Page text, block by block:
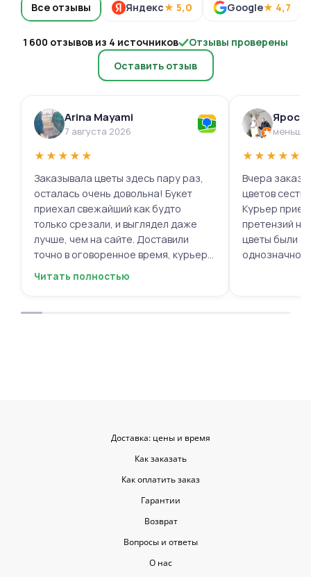
Все отзывы Яндекс★ 5,0 Google★ 4,7
1 600 отзывов из 4 источников
Отзывы проверены
Оставить отзыв
Arina Mayami
7 августа 2026
★★★★★
Заказывала цветы здесь пару раз,
осталась очень довольна! Букет
приехал свежайший как будто
только срезали, и выглядел даже
лучше, чем на сайте. Доставили
точно в оговоренное время, курьер
вежливый, ещё и открытку с тёплыми
приятными. Однозначно буду
Читать полностью
меньше
★★★★★
Вчера
цветов
Курьер
претензий
цветы были
однозначно.
Доставка: цены и время
Как заказать
Как оплатить заказ
Гарантии
Возврат
Вопросы и ответы
О нас